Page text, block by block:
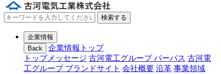
検索する
企業情報
Back
企業情報トップ
トップメッセージ 古河電工グループ パーパス 古河電
工グループ ブランドサイト 会社概要 沿革 事業領域